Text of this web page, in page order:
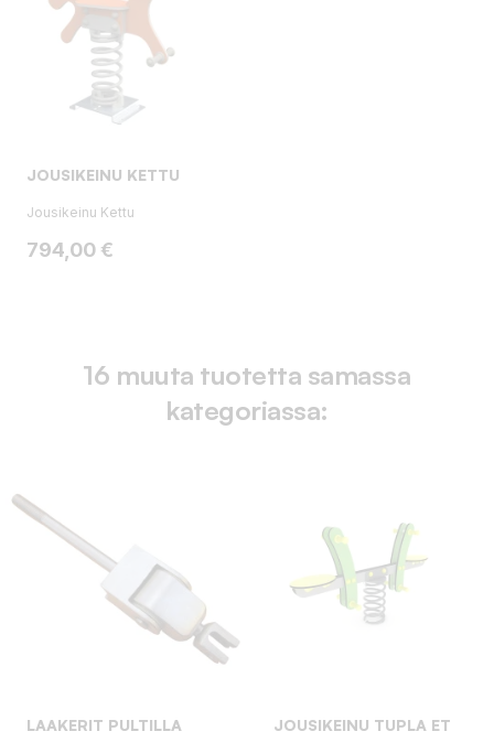
JOUSIKEINU KETTU
Jousikeinu Kettu
Hinta
794,00 €
16 muuta tuotetta samassa
kategoriassa:
LAAKERIT PULTILLA JOUSIKEINU TUPLA ET